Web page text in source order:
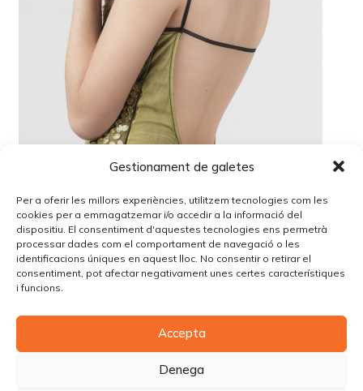
Gestionament de galetes
Per a oferir les millors experiències, utilitzem tecnologies com les
cookies per a emmagatzemar i/o accedir a la informació del
dispositiu. El consentiment d'aquestes tecnologies ens permetrà
processar dades com el comportament de navegació o les
identificacions úniques en aquest lloc. No consentir o retirar el
consentiment, pot afectar negativament unes certes característiques
i funcions.
Accepta
Denega
Lo siento, debes estarconectadopara publicar un
comentario.
© Copyright Piùbella Models Agency
Designed ByCreative Corner Agency
Política de cookies